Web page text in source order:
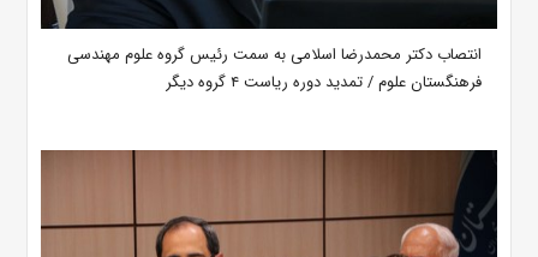
انتصاب دکتر محمدرضا اسلامی به سمت رئیس گروه علوم مهندسی
فرهنگستان علوم / تمدید دوره ریاست ۴ گروه دیگر